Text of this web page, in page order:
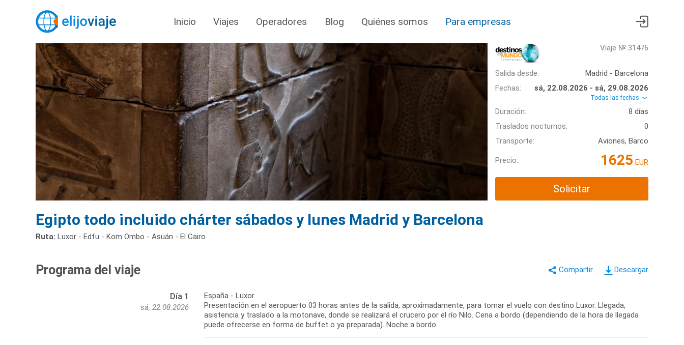
Inicio Viajes Operadores Blog Quiénes somos Para empresas
Viaje № 31476
Salida desde:
Madrid - Barcelona
Fechas:
sá, 22.08.2026 - sá, 29.08.2026
Todas las fechas
Duración:
8 días
Traslados nocturnos:
0
Transporte:
Aviones, Barco
Precio: 1625 EUR
Solicitar
Egipto todo incluido chárter sábados y lunes Madrid y Barcelona
Ruta: Luxor - Edfu - Kom Ombo - Asuán - El Cairo
Descargar
Programa del viaje
Día 1
sá, 22.08.2026
España - Luxor
Presentación en el aeropuerto 03 horas antes de la salida, aproximadamente, para tomar el vuelo con destino Luxor. Llegada,
asistencia y traslado a la motonave, donde se realizará el crucero por el río Nilo. Cena a bordo (dependiendo de la hora de llegada
puede ofrecerse en forma de buffet o ya preparada). Noche a bordo.